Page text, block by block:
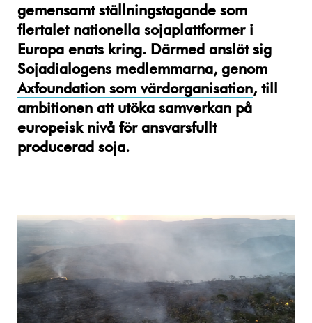
gemensamt ställningstagande som
flertalet nationella sojaplattformer i
Europa enats kring. Därmed anslöt sig
Sojadialogens medlemmarna, genom
Axfoundation som värdorganisation, till
ambitionen att utöka samverkan på
europeisk nivå för ansvarsfullt
producerad soja.